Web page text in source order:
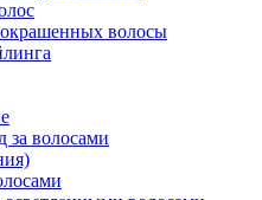
волосы
за волосами